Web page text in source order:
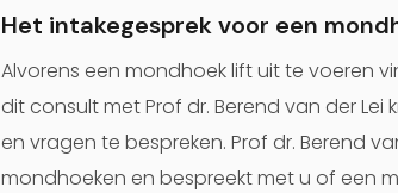
Het intakegesprek voor een
Alvorens een mondhoek lift uit te voeren
dit consult met Prof dr. Berend van der
en vragen te bespreken. Prof dr. Berend
mondhoeken en bespreekt met u of een